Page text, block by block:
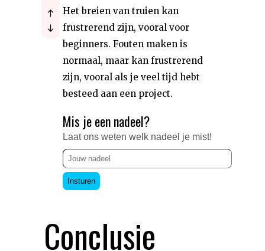
Het breien van truien kan
frustrerend zijn, vooral voor
beginners. Fouten maken is
normaal, maar kan frustrerend
zijn, vooral als je veel tijd hebt
besteed aan een project.
Mis je een nadeel?
Laat ons weten welk nadeel je mist!
Insturen
Conclusie